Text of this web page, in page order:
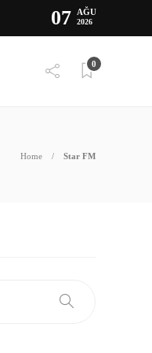
07 AĞU
2026
0
Home Star FM